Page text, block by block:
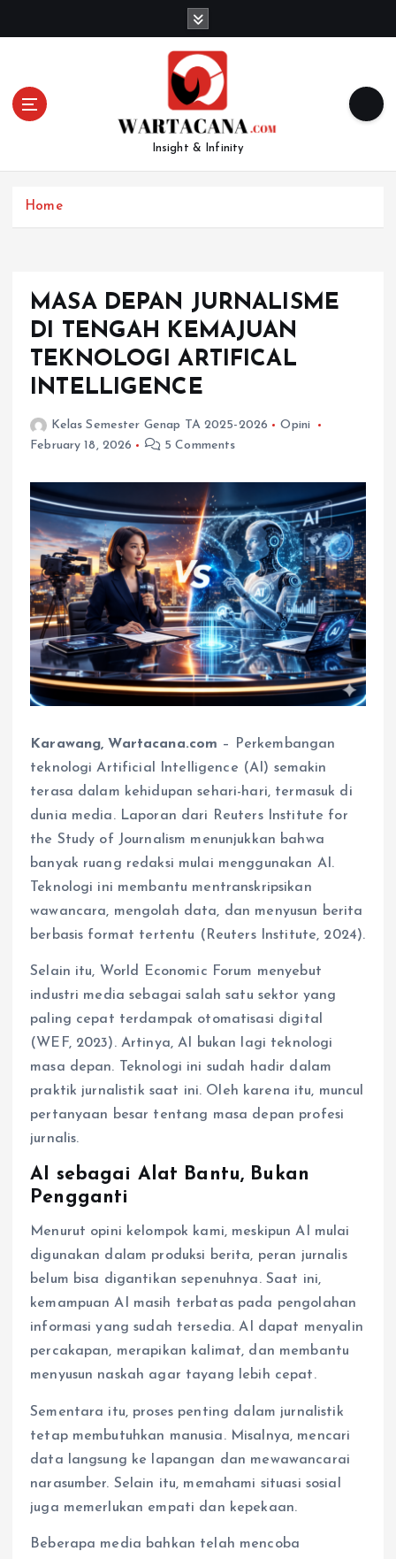
n
Insight & Infinity
Home
MASA DEPAN JURNALISME
DI TENGAH KEMAJUAN
TEKNOLOGI ARTIFICAL
INTELLIGENCE
Kelas Semester Genap TA 2025-2026
Opini
February 18, 2026
5 Comments
Karawang, Wartacana.com – Perkembangan
teknologi Artificial Intelligence (AI) semakin
terasa dalam kehidupan sehari-hari, termasuk di
dunia media. Laporan dari Reuters Institute for
the Study of Journalism menunjukkan bahwa
banyak ruang redaksi mulai menggunakan AI.
Teknologi ini membantu mentranskripsikan
wawancara, mengolah data, dan menyusun berita
berbasis format tertentu (Reuters Institute, 2024).
Selain itu, World Economic Forum menyebut
industri media sebagai salah satu sektor yang
paling cepat terdampak otomatisasi digital
(WEF, 2023). Artinya, AI bukan lagi teknologi
masa depan. Teknologi ini sudah hadir dalam
praktik jurnalistik saat ini. Oleh karena itu, muncul
pertanyaan besar tentang masa depan profesi
jurnalis.
AI sebagai Alat Bantu, Bukan
Pengganti
Menurut opini kelompok kami, meskipun AI mulai
digunakan dalam produksi berita, peran jurnalis
belum bisa digantikan sepenuhnya. Saat ini,
kemampuan AI masih terbatas pada pengolahan
informasi yang sudah tersedia. AI dapat menyalin
percakapan, merapikan kalimat, dan membantu
menyusun naskah agar tayang lebih cepat.
Sementara itu, proses penting dalam jurnalistik
tetap membutuhkan manusia. Misalnya, mencari
data langsung ke lapangan dan mewawancarai
narasumber. Selain itu, memahami situasi sosial
juga memerlukan empati dan kepekaan.
Beberapa media bahkan telah mencoba